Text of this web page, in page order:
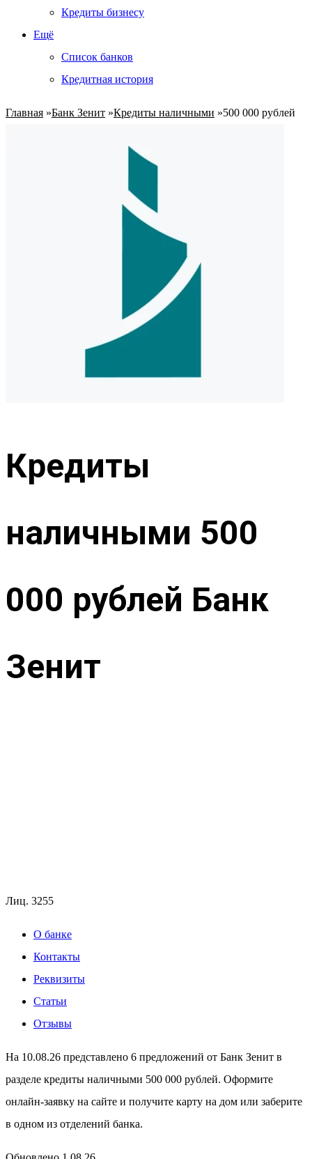
Кредиты бизнесу
Ещё
Список банков
Кредитная история
Главная »Банк Зенит »Кредиты наличными »500 000 рублей
Кредиты
наличными 500
000 рублей Банк
Зенит
Лиц. 3255
О банке
Контакты
Реквизиты
Статьи
Отзывы
На 10.08.26 представлено 6 предложений от Банк Зенит в
разделе кредиты наличными 500 000 рублей. Оформите
онлайн-заявку на сайте и получите карту на дом или заберите
в одном из отделений банка.